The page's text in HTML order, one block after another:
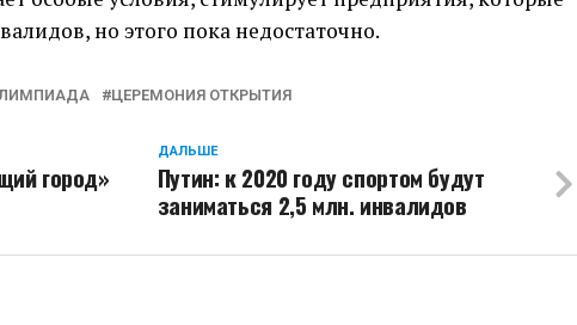
но этого пока недостаточно.
ЦЕРЕМОНИЯ ОТКРЫТИЯ
ДАЛЬШЕ
Путин: к 2020 году спортом будут
заниматься 2,5 млн. инвалидов
город»